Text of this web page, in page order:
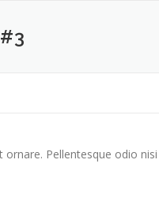
Pellentesque odio